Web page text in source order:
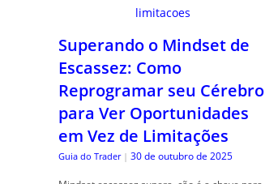
Superando o Mindset de
Escassez: Como
Reprogramar seu Cérebro
para Ver Oportunidades
em Vez de Limitações
Guia do Trader | 30 de outubro de 2025